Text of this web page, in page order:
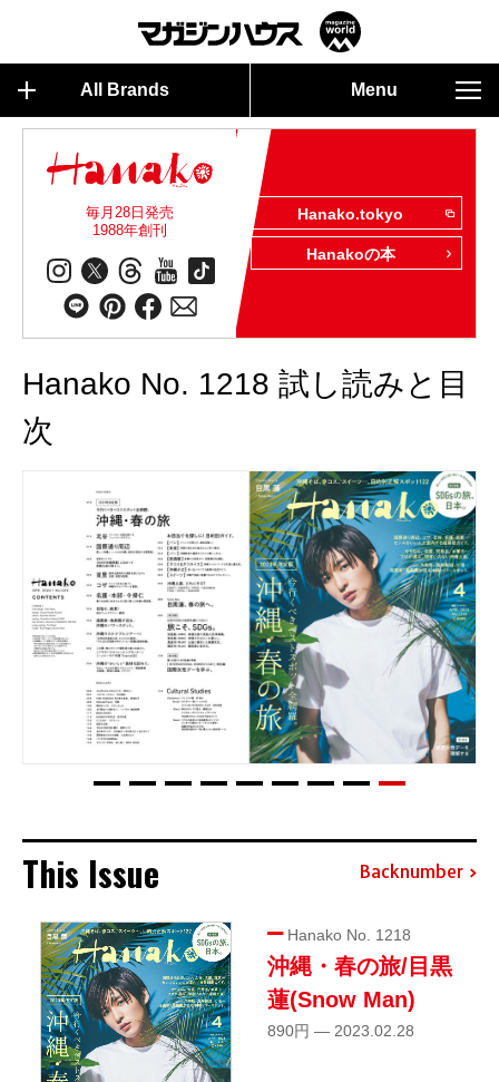
All Brands Menu
毎月28日発売
1988年創刊
Hanako.tokyo
Hanakoの本
Hanako No. 1218 試し読みと目
次
This Issue Backnumber
Hanako No. 1218
沖縄・春の旅/目黒
蓮(Snow Man)
890円 — 2023.02.28